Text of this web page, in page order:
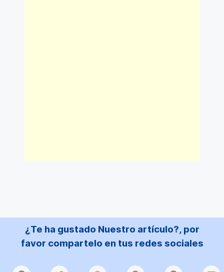
¿Te ha gustado Nuestro artículo?, por
favor compartelo en tus redes sociales